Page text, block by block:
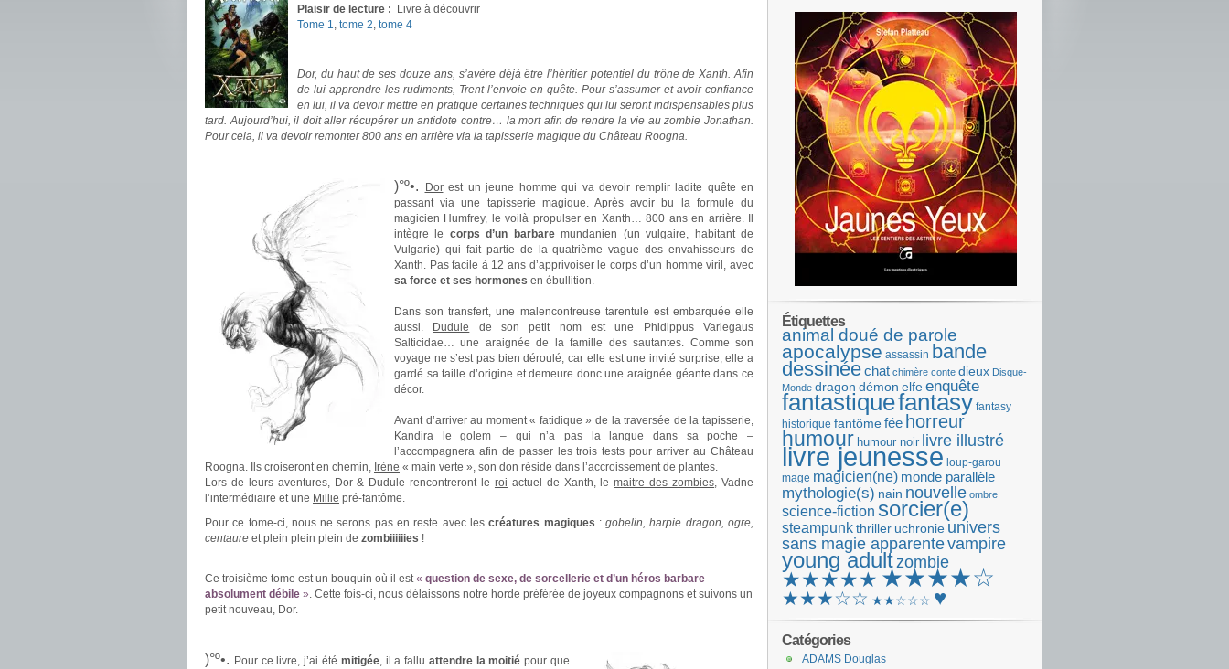
Plaisir de lecture :
Livre à découvrir
Tome 1, tome 2, tome 4
Dor, du haut de ses douze ans, s’avère déjà être l’héritier potentiel du trône de Xanth. Afin
de lui apprendre les rudiments, Trent l’envoie en quête. Pour s’assumer et avoir confiance
en lui, il va devoir mettre en pratique certaines techniques qui lui seront indispensables plus
tard. Aujourd’hui, il doit aller récupérer un antidote contre… la mort afin de rendre la vie au zombie Jonathan.
Pour cela, il va devoir remonter 800 ans en arrière via la tapisserie magique du Château Roogna.
)°º•. Dorest un jeune homme qui va devoir remplir ladite quête en
passant via une tapisserie magique. Après avoir bu la formule du
magicien Humfrey, le voilà propulser en Xanth… 800 ans en arrière. Il
intègre le corps d’un barbaremundanien (un vulgaire, habitant de
Vulgarie) qui fait partie de la quatrième vague des envahisseurs de
Xanth. Pas facile à 12 ans d’apprivoiser le corps d’un homme viril, avec
sa force et ses hormones en ébullition.
Dans son transfert, une malencontreuse tarentule est embarquée elle
aussi.
Dudule de son petit nom est une Phidippus Variegaus
Salticidae… une araignée de la famille des sautantes. Comme son
voyage ne s’est pas bien déroulé, car elle est une invité surprise, elle a
gardé sa taille d’origine et demeure donc une araignée géante dans ce
décor.
Avant d’arriver au moment « fatidique » de la traversée de la tapisserie,
Kandira le golem – qui n’a pas la langue dans sa poche –
l’accompagnera afin de passer les trois tests pour arriver au Château
Roogna. Ils croiseront en chemin, Irène « main verte », son don réside dans l’accroissement de plantes.
Lors de leurs aventures, Dor & Dudule rencontreront le roi actuel de Xanth, lemaitre des zombies, Vadne
l’intermédiaire et une Millie pré-fantôme.
Pour ce tome-ci, nous ne serons pas en reste avec lescréatures magiques :gobelin, harpie dragon, ogre,
centaure et plein plein plein de zombiiiiiies !
Ce troisième tome est un bouquin où il est« question de sexe, de sorcellerie et d’un héros barbare
absolument débile ». Cette fois-ci, nous délaissons notre horde préférée de joyeux compagnons et suivons un
petit nouveau, Dor.
)°º•. Pour ce livre, j’ai été mitigée, il a fallu attendre la moitié pour que
Étiquettes
animal doué de parole
apocalypse assassin bande
dessinéechat chimère conte dieux Disque-
Monde dragon démon elfeenquête
fantastiquefantasy fantasy
historique fantômefée horreur
humour humour noir livre illustré
livre jeunesse loup-garou
mage magicien(ne) monde parallèle
mythologie(s) nain nouvelle ombre
science-fiction sorcier(e)
steampunkthriller uchronie univers
sans magie apparentevampire
young adultzombie
★★★★★ ★★★★☆
★★★☆☆ ★★☆☆☆ ♥
Catégories
ADAMS Douglas